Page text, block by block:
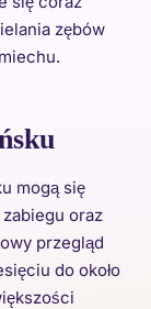
zębów
mogą się
oraz
przegląd
do około